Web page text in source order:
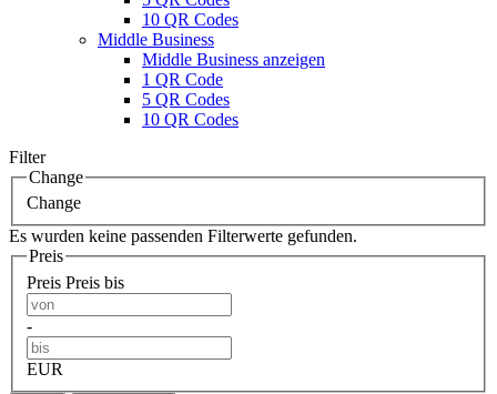
10 QR Codes
Middle Business
Middle Business anzeigen
1 QR Code
5 QR Codes
10 QR Codes
Filter
Change
Change
Es wurden keine passenden Filterwerte gefunden.
Preis
Preis Preis bis
-
EUR